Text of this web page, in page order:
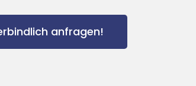
anfragen!